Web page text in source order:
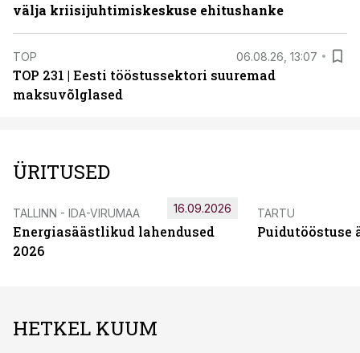
välja kriisijuhtimiskeskuse ehitushanke
TOP 06.08.26, 13:07
TOP 231 | Eesti tööstussektori suuremad
maksuvõlglased
ÜRITUSED
TALLINN - IDA-VIRUMAA
Energiasäästlikud lahendused
2026
16.09.2026 TARTU
Puidutööstuse
HETKEL KUUM